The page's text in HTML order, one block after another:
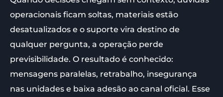
operacionais ficam soltas, materiais estão
desatualizados e o suporte vira destino de
qualquer pergunta, a operação perde
previsibilidade. O resultado é conhecido:
mensagens paralelas, retrabalho, insegurança
nas unidades e baixa adesão ao canal oficial. Esse